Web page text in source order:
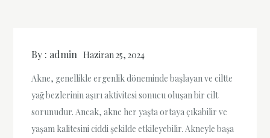
By : admin Haziran 25, 2024
Akne, genellikle ergenlik döneminde başlayan ve ciltte
yağ bezlerinin aşırı aktivitesi sonucu oluşan bir cilt
sorunudur. Ancak, akne her yaşta ortaya çıkabilir ve
yaşam kalitesini ciddi şekilde etkileyebilir. Akneyle başa